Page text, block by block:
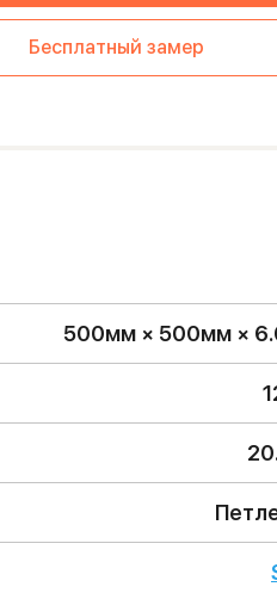
Бесплатный замер
500мм × 500мм ×